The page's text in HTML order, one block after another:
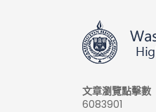
文章瀏覽點擊數
6083901